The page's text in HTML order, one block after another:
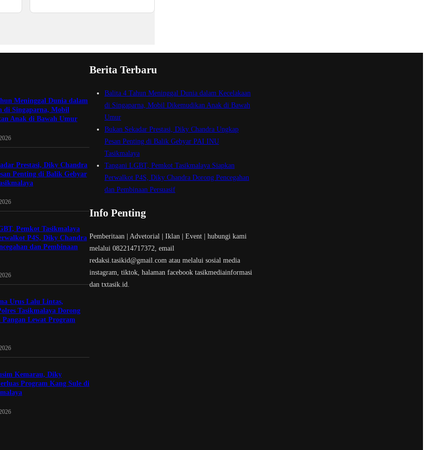
Meninggal Dunia dalam
di Singaparna, Mobil
Anak di Bawah Umur
Prestasi, Diky Chandra
Penting di Balik Gebyar
Pemkot Tasikmalaya
P4S, Diky Chandra
dan Pembinaan
Urus Lalu Lintas,
Tasikmalaya Dorong
Pangan Lewat Program
Kemarau, Diky
Program Kang Sule di
Berita Terbaru
Balita 4 Tahun Meninggal Dunia dalam Kecelakaan
di Singaparna, Mobil Dikemudikan Anak di Bawah
Umur
Bukan Sekadar Prestasi, Diky Chandra Ungkap
Pesan Penting di Balik Gebyar PAI INU
Tasikmalaya
Tangani LGBT, Pemkot Tasikmalaya Siapkan
Perwalkot P4S, Diky Chandra Dorong Pencegahan
dan Pembinaan Persuasif
Info Penting
Pemberitaan | Advetorial | Iklan | Event | hubungi kami
melalui 082214717372, email
redaksi.tasikid@gmail.com atau melalui sosial media
instagram, tiktok, halaman facebook tasikmediainformasi
dan txtasik.id.